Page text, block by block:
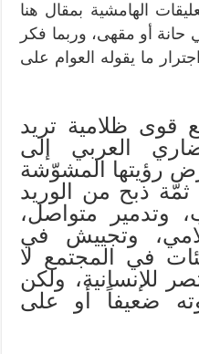
الهامشية بمقال هنا
حانة أو مقهى، وربما فكر
ما يقوله العوام على
قوى ظلامية تريد
العربي إلى
رؤيتها المشوّشة
ثمّة ذبح من الوريد
وتدمير متواصل،
وتجييش في
في المجتمع لا
للإنسانية، ولكن
ضعيفاً أو على